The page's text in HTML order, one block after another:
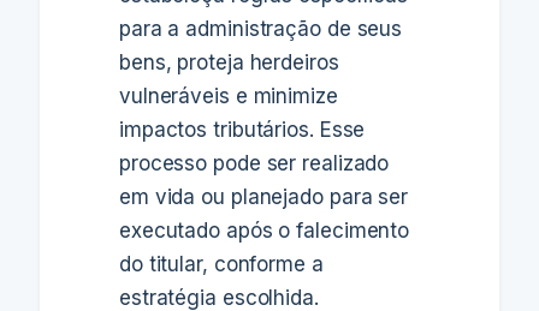
para a administração de seus
bens, proteja herdeiros
vulneráveis e minimize
impactos tributários. Esse
processo pode ser realizado
em vida ou planejado para ser
executado após o falecimento
do titular, conforme a
estratégia escolhida.